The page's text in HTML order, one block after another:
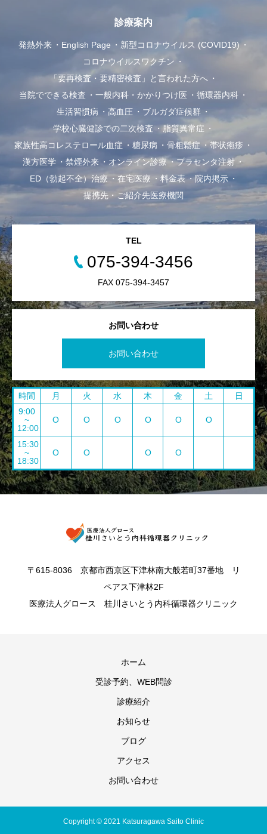
診療案内
発熱外来 English Page
新型コロナウイルス (COVID19)
コロナウイルスワクチン
「要再検査・要精密検査」と言われた方へ
当院でできる検査
一般内科・かかりつけ医
循環器内科
生活習慣病
高血圧
ブルガダ症候群
学校心臓健診での二次検査
脂質異常症
家族性高コレステロール血症
糖尿病 骨粗鬆症
帯状疱疹
漢方医学
禁煙外来 オンライン診療
プラセンタ注射
ED（勃起不全）治療
在宅医療 料金表
院内掲示
提携先・ご紹介先医療機関
お問い合わせ
お問い合わせ
TEL
075-394-3456
FAX 075-394-3457
時間 月 火 水 木 金 土
日
9:00
~
12:00
O O O O O O
15:30
~
18:30
O O O O
〒615-8036 京都市西京区下津林南大般若町37番地 リ
ペアス下津林2F
医療法人グロース 桂川さいとう内科循環器クリニック
ホーム
受診予約、WEB問診
診療紹介
お知らせ
ブログ
アクセス
お問い合わせ
Copyright © 2021 Katsuragawa Saito Clinic